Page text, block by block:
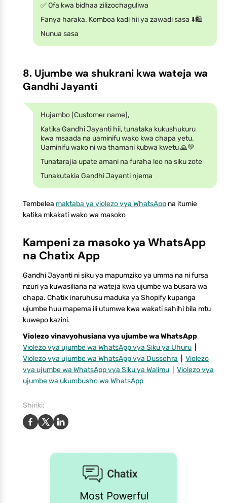
✅ Ofa kwa bidhaa zilizochaguliwa
Fanya haraka. Komboa kadi hii ya zawadi sasa ⬇️🛍️
Nunua sasa
8. Ujumbe wa shukrani kwa wateja wa
Gandhi Jayanti
Hujambo [Customer name],
Katika Gandhi Jayanti hii, tunataka kukushukuru
kwa msaada na uaminifu wako kwa chapa yetu.
Uaminifu wako ni wa thamani kubwa kwetu 🙏💚
Tunatarajia upate amani na furaha leo na siku zote
Tunakutakia Gandhi Jayanti njema
Tembelea maktaba ya violezo vya WhatsApp na itumie
katika mkakati wako wa masoko
Kampeni za masoko ya WhatsApp
na Chatix App
Gandhi Jayanti ni siku ya mapumziko ya umma na ni fursa
nzuri ya kuwasiliana na wateja kwa ujumbe wa busara wa
chapa. Chatix inaruhusu maduka ya Shopify kupanga
ujumbe huu mapema ili utumwe kwa wakati sahihi bila mtu
kuwepo kazini.
Violezo vinavyohusiana vya ujumbe wa WhatsApp
Violezo vya ujumbe wa WhatsApp vya Siku ya Uhuru
Violezo vya ujumbe wa WhatsApp vya Dussehra
Violezo
vya ujumbe wa WhatsApp vya Siku ya Walimu
Violezo vya
ujumbe wa ukumbusho wa WhatsApp
Shiriki: